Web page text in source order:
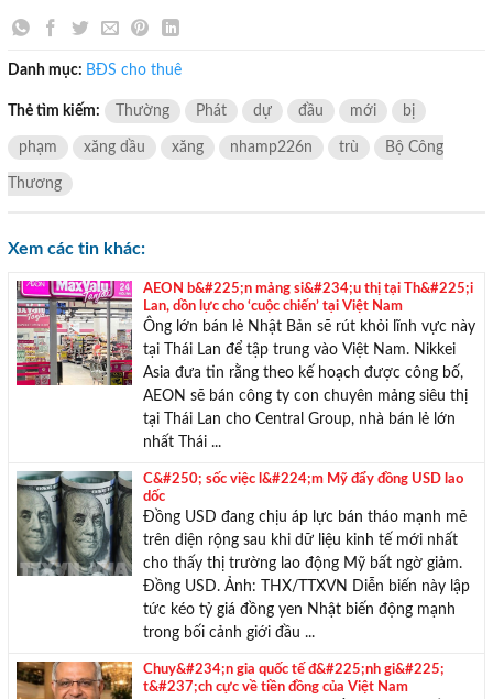
Danh mục: BĐS cho thuê
Thẻ tìm kiếm: Thường Phát dự đầu mới bị
phạm xăng dầu xăng nhamp226n trù Bộ Công
Thương
Xem các tin khác:
AEON b&#225;n mảng si&#234;u thị tại Th&#225;i
Lan, dồn lực cho ‘cuộc chiến’ tại Việt Nam
Ông lớn bán lẻ Nhật Bản sẽ rút khỏi lĩnh vực này
tại Thái Lan để tập trung vào Việt Nam. Nikkei
Asia đưa tin rằng theo kế hoạch được công bố,
AEON sẽ bán công ty con chuyên mảng siêu thị
tại Thái Lan cho Central Group, nhà bán lẻ lớn
nhất Thái ...
C&#250; sốc việc l&#224;m Mỹ đẩy đồng USD lao
dốc
Đồng USD đang chịu áp lực bán tháo mạnh mẽ
trên diện rộng sau khi dữ liệu kinh tế mới nhất
cho thấy thị trường lao động Mỹ bất ngờ giảm.
Đồng USD. Ảnh: THX/TTXVN Diễn biến này lập
tức kéo tỷ giá đồng yen Nhật biến động mạnh
trong bối cảnh giới đầu ...
Chuy&#234;n gia quốc tế đ&#225;nh gi&#225;
t&#237;ch cực về tiền đồng của Việt Nam